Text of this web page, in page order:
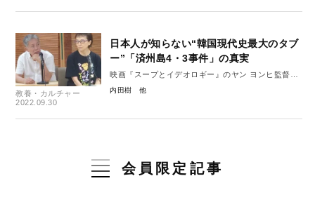
教養・カルチャー
2022.09.30
日本人が知らない“韓国現代史最大のタブ
ー”「済州島4・3事件」の真実
映画『スープとイデオロギー』のヤン ヨンヒ監督に
内田樹が聞く
内田樹
会員限定記事